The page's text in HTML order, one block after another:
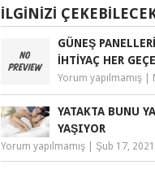
İLGINIZI
GÜNEŞ
İHTIYAÇ HER
Yorum yapılmamış
YATAKTA BUNU
YAŞIYOR
Yorum yapılmamış Şub 17, 2021